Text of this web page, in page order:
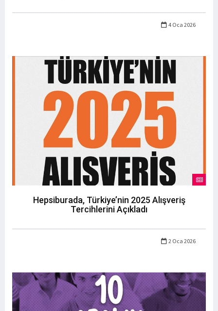
4 Oca 2026
Hepsiburada, Türkiye’nin 2025 Alışveriş
Tercihlerini Açıkladı
2 Oca 2026